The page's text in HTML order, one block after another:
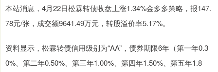
本站消息，4月22日松霖转债收盘上涨1.34%金多多策略，报147.
78元/张，成交额9641.49万元，转股溢价率5.17%。
资料显示，松霖转债信用级别为“AA”，债券期限6年（第一年0.3
0%、第二年0.50%、第三年1.00%、第四年1.50%、第五年1.8